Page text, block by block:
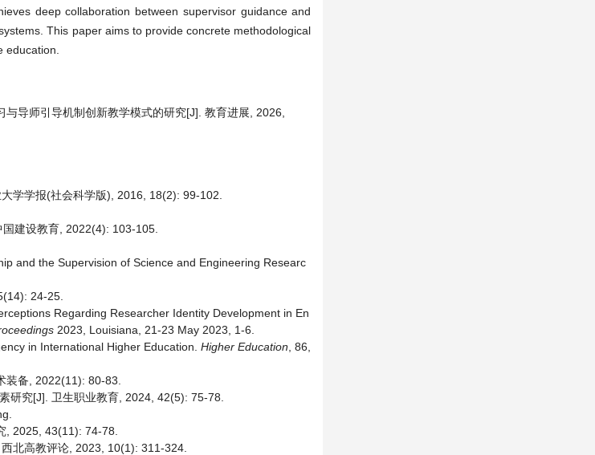
deep collaboration between supervisor guidance and
This paper aims to provide concrete methodological
导师引导机制创新教学模式的研究[J]. 教育进展, 2026,
学学报(社会科学版), 2016, 18(2): 99-102.
国建设教育, 2022(4): 103-105.
and the Supervision of Science and Engineering Researc
24-25.
Regarding Researcher Identity Development in En
2023, Louisiana, 21-23 May 2023, 1-6.
in International Higher Education. Higher Education , 86,
装备, 2022(11): 80-83.
研究[J]. 卫生职业教育, 2024, 42(5): 75-78.
, 2025, 43(11): 74-78.
北高教评论, 2023, 10(1): 311-324.